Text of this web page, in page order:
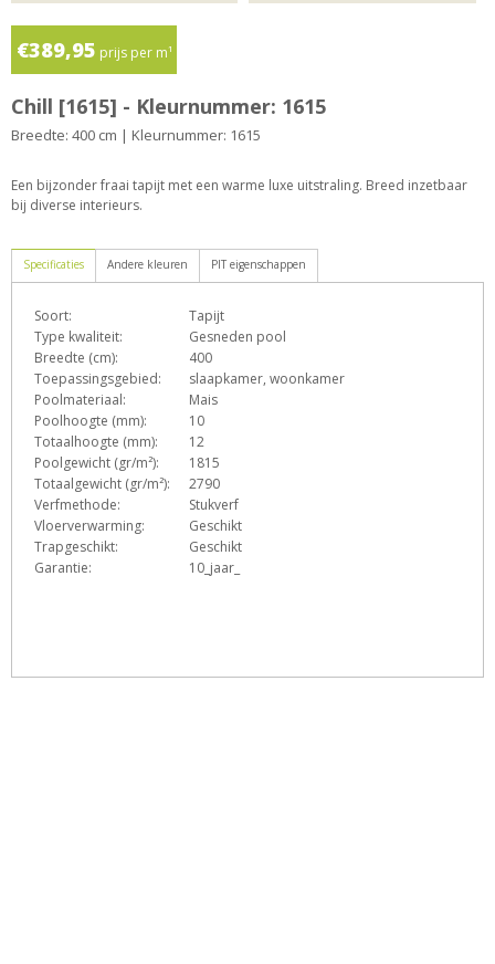
€389,95 prijs per m¹
Chill [1615] - Kleurnummer: 1615
Breedte: 400 cm | Kleurnummer: 1615
Een bijzonder fraai tapijt met een warme luxe uitstraling. Breed inzetbaar
bij diverse interieurs.
Specificaties
Soort:
Tapijt
Type kwaliteit:
Gesneden pool
Breedte (cm):
400
Toepassingsgebied:
slaapkamer, woonkamer
Poolmateriaal:
Mais
Poolhoogte (mm):
10
Totaalhoogte (mm):
12
Poolgewicht (gr/m²):
1815
Totaalgewicht (gr/m²):
2790
Verfmethode:
Stukverf
Vloerverwarming:
Geschikt
Trapgeschikt:
Geschikt
Garantie:
10_jaar_
Andere kleuren PIT eigenschappen
D eF
TZ